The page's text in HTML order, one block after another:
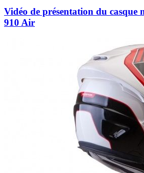
Vidéo de présentation du casque
910 Air